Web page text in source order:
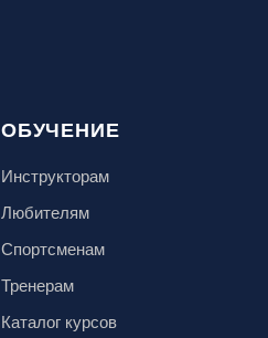
ОБУЧЕНИЕ
Инструкторам
Любителям
Спортсменам
Тренерам
Каталог курсов